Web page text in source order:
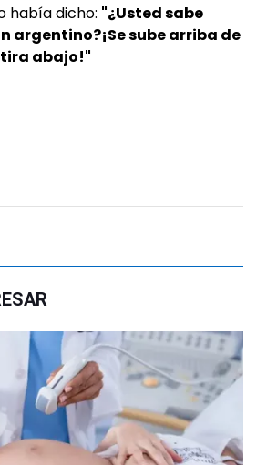
había dicho: "¿Usted sabe
argentino?¡Se sube arriba de
tira abajo!"